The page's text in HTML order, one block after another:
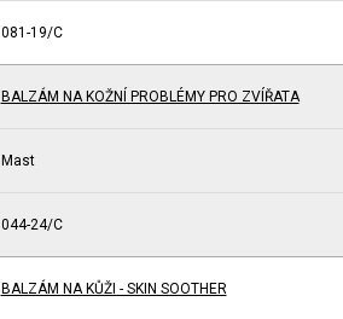
081-19/C
BALZÁM NA KOŽNÍ PROBLÉMY PRO ZVÍŘATA
Mast
044-24/C
BALZÁM NA KŮŽI - SKIN SOOTHER